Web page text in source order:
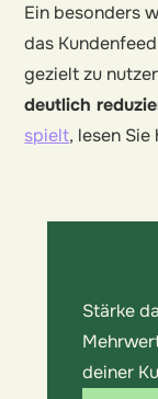
Ein besonders
das
gezielt zu
deutlich
spielt, lesen Sie
Stärke
deiner